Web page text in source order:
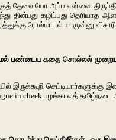
அப்ப என்னை
கழிப்பது தெரியாத
ரோல்மாடல் யாருன்னு
பண்டைய கதை சொல்லல்
செட்டியார்களுக்கு
cheek பழங்காலத் தமிழ்நடை